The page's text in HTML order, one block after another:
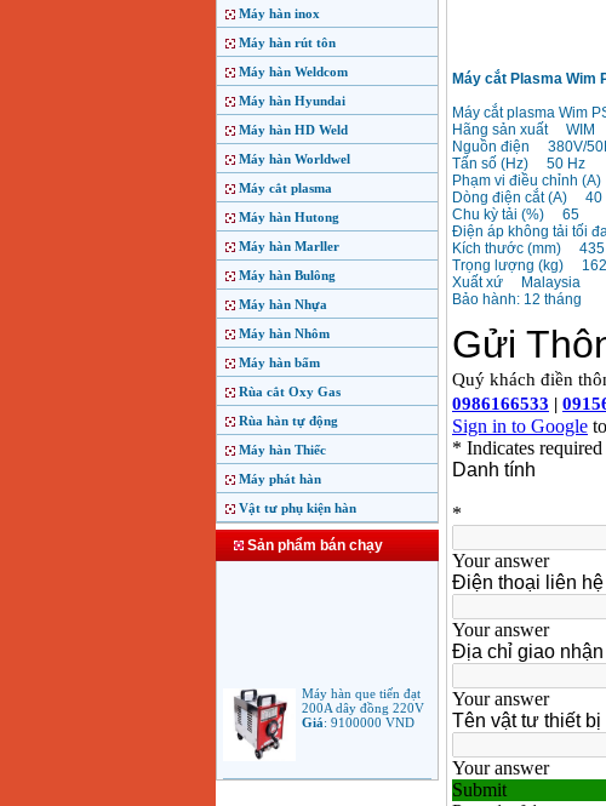
Máy hàn inox
Máy hàn rút tôn
Máy hàn Weldcom
Máy hàn Hyundai
Máy hàn HD Weld
Máy hàn Worldwel
Máy cắt plasma
Máy hàn Hutong
Máy hàn Marller
Máy hàn Bulông
Máy hàn Nhựa
Máy hàn Nhôm
Máy hàn bấm
Rùa cắt Oxy Gas
Rùa hàn tự động
Máy hàn Thiếc
Máy phát hàn
Vật tư phụ kiện hàn
Sản phẩm bán chạy
200A dây đồng 220V
Giá:9100000VND
Máy hàn que điện tử
Máy cắt Plasma Wim
Máy cắt plasma Wim
Hãng sản xuất WIM
Nguồn điện 380V/
Tấn số (Hz) 50 Hz
Phạm vi điều chỉnh
Dòng điện cắt (A) 40
Chu kỳ tải (%) 65
Điện áp không tải tối
Kích thước (mm) 435
Trọng lượng (kg) 162
Xuất xứ Malaysia
Bảo hành: 12 tháng